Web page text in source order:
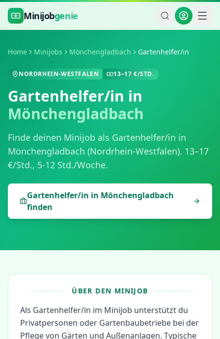
Zum Hauptinhalt springen
Minijobgenie
Home Minijobs Mönchengladbach Gartenhelfer/in
NORDRHEIN-WESTFALEN 13–17 €/STD.
Gartenhelfer/in in
Mönchengladbach
Finde deinen Minijob als Gartenhelfer/in in
Mönchengladbach (Nordrhein-Westfalen). 13–17
€/Std., 5-12 Std./Woche.
Gartenhelfer/in in Mönchengladbach
finden
ÜBER DEN MINIJOB
Als Gartenhelfer/in im Minijob unterstützt du
Privatpersonen oder Gartenbaubetriebe bei der
Pflege von Gärten und Außenanlagen. Typische